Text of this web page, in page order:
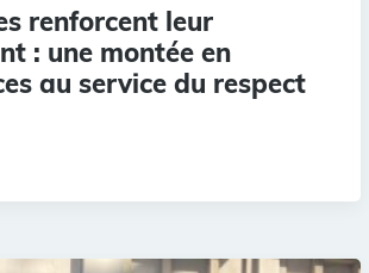
renforcent leur
: une montée en
au service du respect